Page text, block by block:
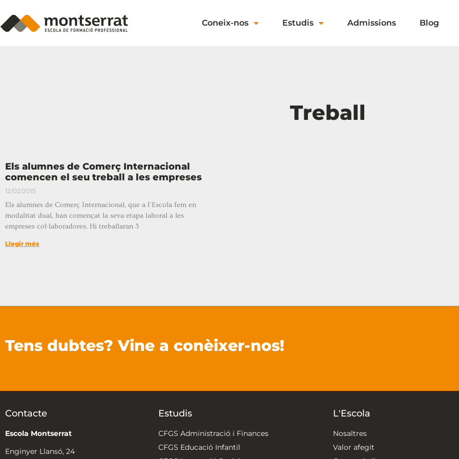
Coneix-nos Estudis Admissions Blog
Treball
Els alumnes de Comerç Internacional
comencen el seu treball a les empreses
12/02/2015
Els alumnes de Comerç Internacional, que a l’Escola fem en
modalitat dual, han començat la seva etapa laboral a les
empreses col·laboradores. Hi treballaran 3
Llegir més
Tens dubtes? Vine a conèixer-nos!
Contacte
Escola Montserrat
Enginyer Llansó, 24
Estudis
CFGS Administració i Finances
CFGS Educació Infantil
L'Escola
Nosaltres
Valor afegit